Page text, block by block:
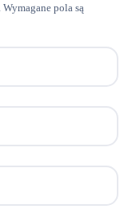
Wymagane pola są